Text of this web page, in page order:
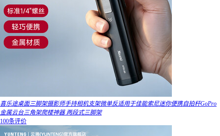
喜乐途桌面三脚架摄影师手持相机支架微单反适用于佳能索尼迷你便携自拍杆GoPro
金属云台三角架爬楼神器 两段式三脚架
100条评价